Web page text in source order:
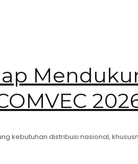
kebutuhan distribusi nasional,